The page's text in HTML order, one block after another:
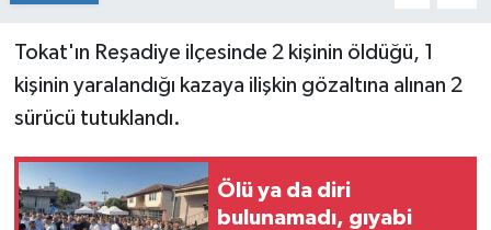
Tokat'ın Reşadiye ilçesinde 2 kişinin öldüğü, 1
kişinin yaralandığı kazaya ilişkin gözaltına alınan 2
sürücü tutuklandı.
Ölü ya da diri
bulunamadı, gıyabi